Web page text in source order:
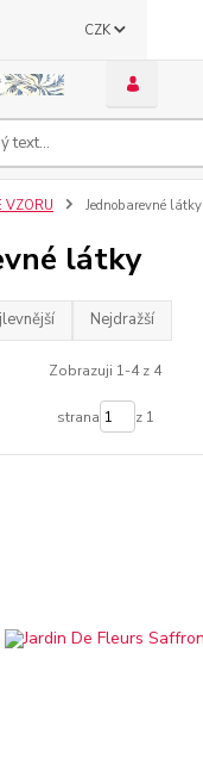
CZK
VZORU Jednobarevné látky
látky
Nejdražší
Zobrazuji 1-4 z 4
strana z 1